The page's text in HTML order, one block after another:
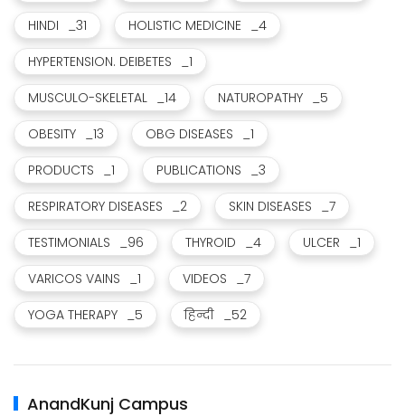
HINDI _31 HOLISTIC MEDICINE
_4
HYPERTENSION. DEIBETES
_1
MUSCULO-SKELETAL
_14 NATUROPATHY
_5
OBESITY
_13 OBG DISEASES
_1
PRODUCTS
_1 PUBLICATIONS
_3
RESPIRATORY DISEASES
_2 SKIN DISEASES
_7
TESTIMONIALS
_96 THYROID _4 ULCER
_1
VARICOS VAINS
_1 VIDEOS
_7
YOGA THERAPY
_5 हिन्दी _52
AnandKunj Campus